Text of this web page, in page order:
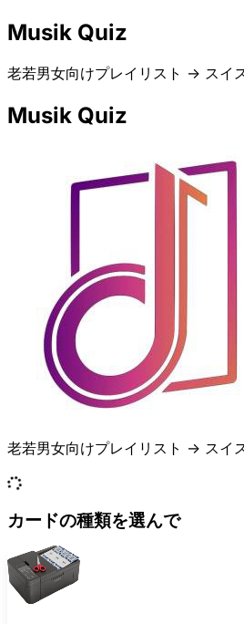
Musik Quiz
老若男女向けプレイリスト -> スイ
Musik Quiz
老若男女向けプレイリスト -> スイ
カードの種類を選んで